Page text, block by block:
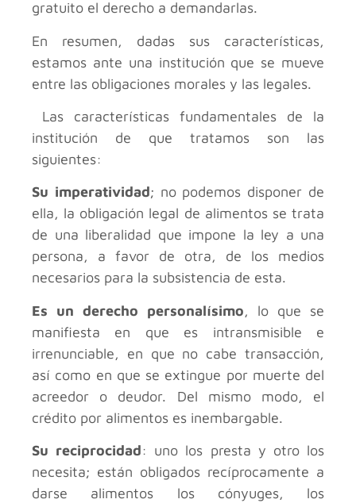
gratuito el derecho a demandarlas.
En resumen, dadas sus características,
estamos ante una institución que se mueve
entre las obligaciones morales y las legales.
Las características fundamentales de la
institución de que tratamos son las
siguientes:
Su imperatividad; no podemos disponer de
ella, la obligación legal de alimentos se trata
de una liberalidad que impone la ley a una
persona, a favor de otra, de los medios
necesarios para la subsistencia de esta.
Es un derecho personalísimo, lo que se
manifiesta en que es intransmisible e
irrenunciable, en que no cabe transacción,
así como en que se extingue por muerte del
acreedor o deudor. Del mismo modo, el
crédito por alimentos es inembargable.
Su reciprocidad: uno los presta y otro los
necesita; están obligados recíprocamente a
darse alimentos los cónyuges, los